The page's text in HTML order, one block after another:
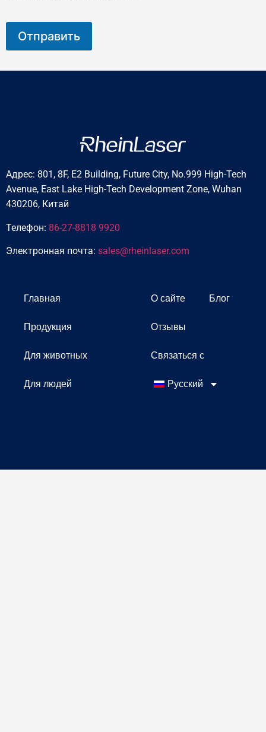
Отправить
Адрес: 801, 8F, E2 Building, Future City, No.999 High-Tech
Avenue, East Lake High-Tech Development Zone, Wuhan
430206, Китай
Телефон: 86-27-8818 9920
Электронная почта: sales@rheinlaser.com
Главная
Продукция
Для животных
Для людей
О сайте Блог
Отзывы
Связаться с
Русский